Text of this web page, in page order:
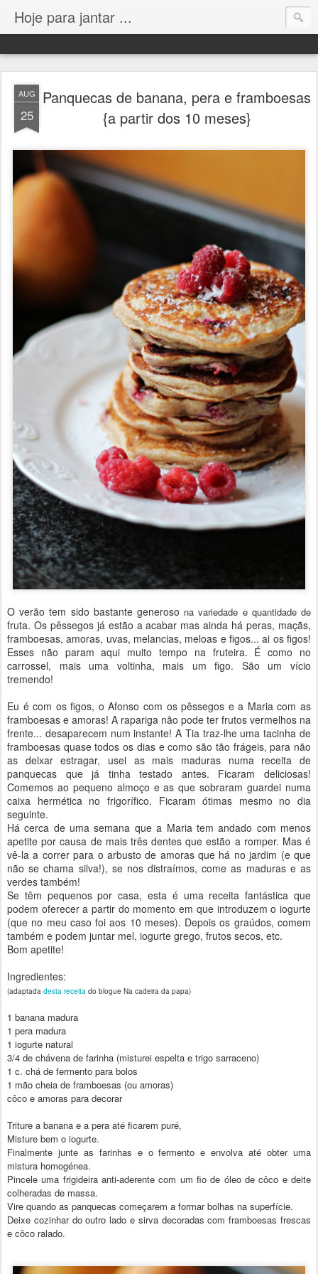
Hoje para jantar ...
AUG
25
Panquecas de banana, pera e framboesas
{a partir dos 10 meses}
O verão tem sido bastante generoso na variedade e quantidade de
fruta. Os pêssegos já estão a acabar mas ainda há peras, maçãs,
framboesas, amoras, uvas, melancias, meloas e figos... ai os figos!
Esses não param aqui muito tempo na fruteira. É como no
carrossel, mais uma voltinha, mais um figo. São um vício
tremendo!
Eu é com os figos, o Afonso com os pêssegos e a Maria com as
framboesas e amoras! A rapariga não pode ter frutos vermelhos na
frente... desaparecem num instante! A Tia traz-lhe uma tacinha de
framboesas quase todos os dias e como são tão frágeis, para não
as deixar estragar, usei as mais maduras numa receita de
panquecas que já tinha testado antes. Ficaram deliciosas!
Comemos ao pequeno almoço e as que sobraram guardei numa
caixa hermética no frigorífico. Ficaram ótimas mesmo no dia
seguinte.
Há cerca de uma semana que a Maria tem andado com menos
apetite por causa de mais três dentes que estão a romper. Mas é
vê-la a correr para o arbusto de amoras que há no jardim (e que
não se chama silva!), se nos distraímos, come as maduras e as
verdes também!
Se têm pequenos por casa, esta é uma receita fantástica que
podem oferecer a partir do momento em que introduzem o iogurte
(que no meu caso foi aos 10 meses). Depois os graúdos, comem
também e podem juntar mel, iogurte grego, frutos secos, etc.
Bom apetite!
Ingredientes:
(adaptada desta receita do blogue Na cadeira da papa)
1 banana madura
1 pera madura
1 iogurte natural
3/4 de chávena de farinha (misturei espelta e trigo sarraceno)
1 c. chá de fermento para bolos
1 mão cheia de framboesas (ou amoras)
côco e amoras para decorar
Triture a banana e a pera até ficarem puré,
Misture bem o iogurte.
Finalmente junte as farinhas e o fermento e envolva até obter uma
mistura homogénea.
Pincele uma frigideira anti-aderente com um fio de óleo de côco e deite
colheradas de massa.
Vire quando as panquecas começarem a formar bolhas na superfície.
Deixe cozinhar do outro lado e sirva decoradas com framboesas frescas
e côco ralado.